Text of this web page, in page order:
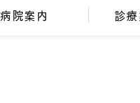
病院案内 診